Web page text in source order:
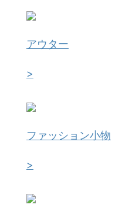
アウター
>
ファッション小物
>